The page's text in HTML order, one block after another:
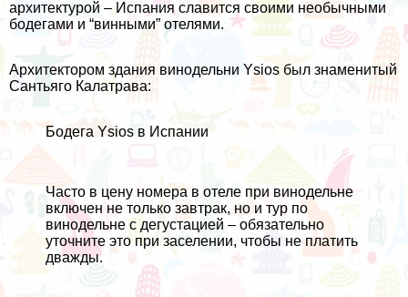
архитектурой – Испания славится своими необычными
бодегами и “винными” отелями.
Архитектором здания винодельни Ysios был знаменитый
Сантьяго Калатрава:
Бодега Ysios в Испании
Часто в цену номера в отеле при винодельне
включен не только завтрак, но и тур по
винодельне с дегустацией – обязательно
уточните это при заселении, чтобы не платить
дважды.